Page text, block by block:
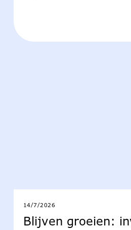
14/7/2026
Blijven groeien: